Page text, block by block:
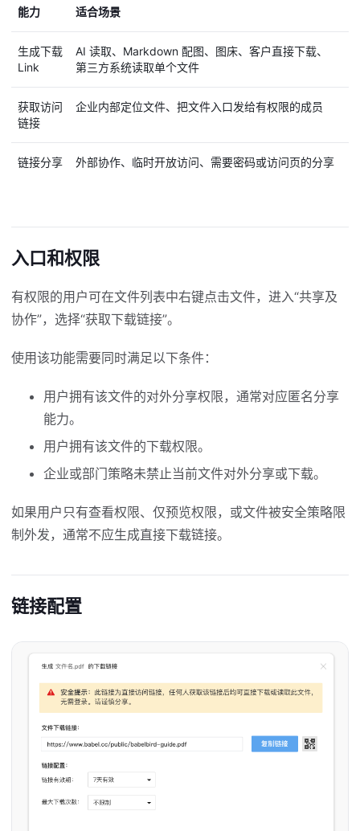
能力 适合场景
生成下载
Link
AI 读取、Markdown 配图、图床、客户直接下载、
第三方系统读取单个文件
获取访问
链接
企业内部定位文件、把文件入口发给有权限的成员
链接分享 外部协作、临时开放访问、需要密码或访问页的分享
入口和权限
有权限的用户可在文件列表中右键点击文件，进入“共享及
协作”，选择“获取下载链接”。
使用该功能需要同时满足以下条件：
用户拥有该文件的对外分享权限，通常对应匿名分享
能力。
用户拥有该文件的下载权限。
企业或部门策略未禁止当前文件对外分享或下载。
如果用户只有查看权限、仅预览权限，或文件被安全策略限
制外发，通常不应生成直接下载链接。
链接配置